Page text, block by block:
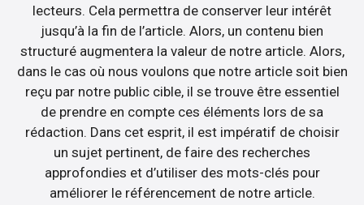
lecteurs. Cela permettra de conserver leur intérêt
jusqu’à la fin de l’article. Alors, un contenu bien
structuré augmentera la valeur de notre article. Alors,
dans le cas où nous voulons que notre article soit bien
reçu par notre public cible, il se trouve être essentiel
de prendre en compte ces éléments lors de sa
rédaction. Dans cet esprit, il est impératif de choisir
un sujet pertinent, de faire des recherches
approfondies et d’utiliser des mots-clés pour
améliorer le référencement de notre article.